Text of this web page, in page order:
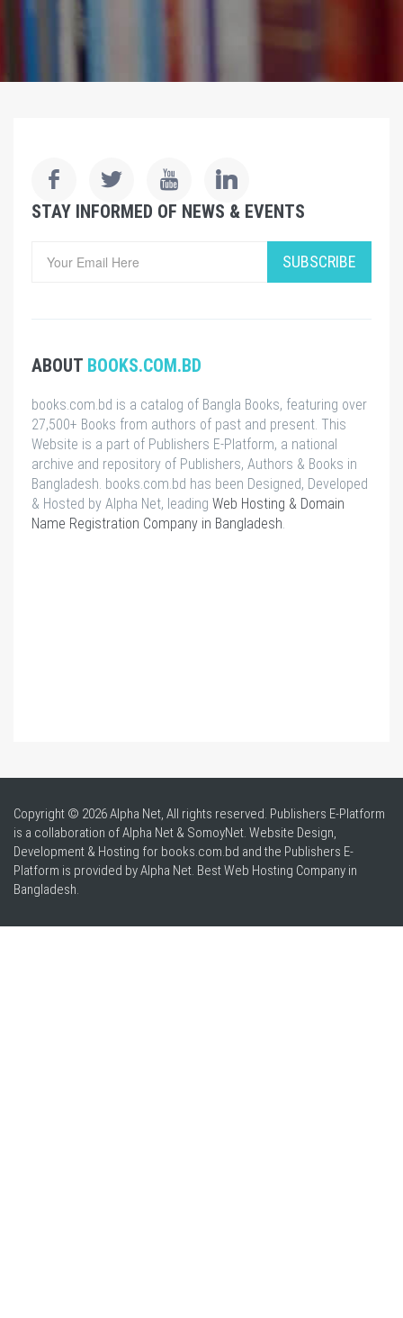
STAY INFORMED OF NEWS & EVENTS
SUBSCRIBE
ABOUT BOOKS.COM.BD
books.com.bd is a catalog of Bangla Books, featuring over
27,500+ Books from authors of past and present. This
Website is a part of Publishers E-Platform, a national
archive and repository of Publishers, Authors & Books in
Bangladesh. books.com.bd has been Designed, Developed
& Hosted by Alpha Net, leading Web Hosting & Domain
Name Registration Company in Bangladesh.
Copyright © 2026 Alpha Net, All rights reserved. Publishers E-Platform
is a collaboration of Alpha Net & SomoyNet. Website Design,
Development & Hosting for books.com.bd and the Publishers E-
Platform is provided by Alpha Net. BestWeb Hosting Company in
Bangladesh.